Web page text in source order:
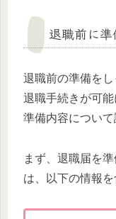
退職前に
退職前の準備を
退職手続きが可
準備内容について
まず、退職届を
は、以下の情報を